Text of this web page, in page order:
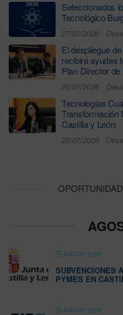
Seleccionados
Tecnológico
27/07/2026
El despliegue
recibirá ayudas
Plan Director
20/07/2026
Tecnologías
Transformación
Castilla y León
20/07/2026
AGO 07 2026
SUBVENCIONES
PYMES EN
AGO 07 2026